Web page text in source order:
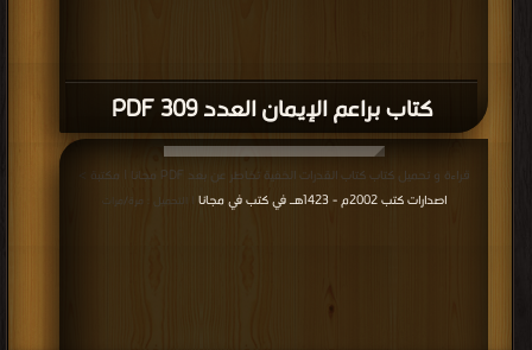
كتاب براعم الإيمان العدد 309 PDF
قراءة و تحميل كتاب كتاب القدرات الخفية تخاطر عن بعد PDF مجانا | مكتبة >
اصدارات كتب 2002م - 1423هـ في كتب في مجانا
| التحميل : مرة/مرات